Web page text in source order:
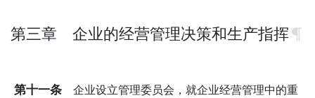
第三章 企业的经营管理决策和生产指挥
第十一条 企业设立管理委员会，就企业经营管理中的重